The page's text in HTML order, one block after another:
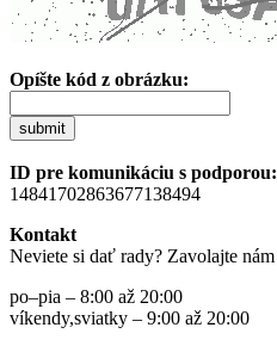
Opíšte kód z obrázku:
submit
ID pre komunikáciu s podporou:
14841702863677138494
Kontakt
Neviete si dať rady? Zavolajte nám
po–pia – 8:00 až 20:00
víkendy,sviatky – 9:00 až 20:00